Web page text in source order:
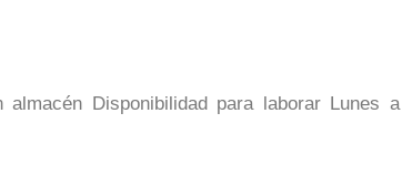
Disponibilidad para laborar Lunes a